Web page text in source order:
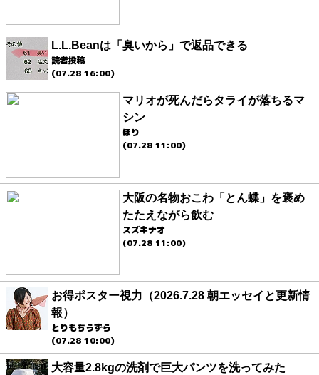
L.L.Beanは「臭いから」で返品できる
読者投稿
(07.28 16:00)
マリオが死んだらタライが落ちるマ
シン
ほり
(07.28 11:00)
大阪の名物おこわ「とん蝶」を褒め
たたえながら飲む
スズキナオ
(07.28 11:00)
お得ポスター視力（2026.7.28 朝エッセイと更新情
報）
とりもちうずら
(07.28 10:00)
大容量2.8kgの洗剤で巨大パンツを洗ってみた